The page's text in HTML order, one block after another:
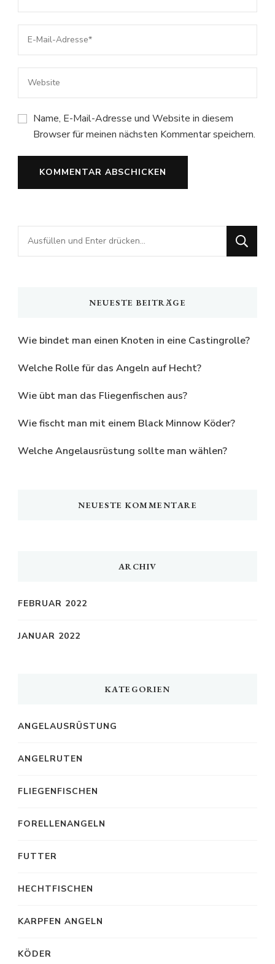
Name, E-Mail-Adresse und Website in diesem
Browser für meinen nächsten Kommentar speichern.
Suchst
du
NEUESTE BEITRÄGE
Wie bindet man einen Knoten in eine Castingrolle?
Welche Rolle für das Angeln auf Hecht?
Wie übt man das Fliegenfischen aus?
Wie fischt man mit einem Black Minnow Köder?
Welche Angelausrüstung sollte man wählen?
NEUESTE KOMMENTARE
ARCHIV
FEBRUAR 2022
JANUAR 2022
KATEGORIEN
ANGELAUSRÜSTUNG
ANGELRUTEN
FLIEGENFISCHEN
FORELLENANGELN
FUTTER
HECHTFISCHEN
KARPFEN ANGELN
KÖDER